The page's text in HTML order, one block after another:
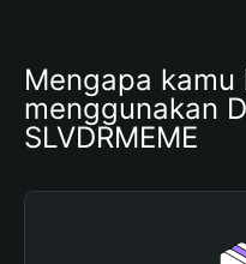
Mengapa kamu
menggunakan
SLVDRMEME